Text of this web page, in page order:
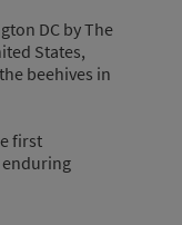
DC by The
States,
beehives in
first
enduring